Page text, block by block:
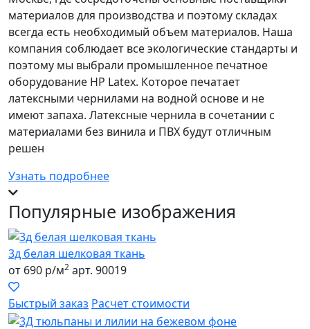
материалов для производства и поэтому складах
всегда есть необходимый объем материалов. Наша
компания соблюдает все экологические стандарты и
поэтому мы выбрали промышленное печатное
оборудование НР Latex. Которое печатает
латексными чернилами на водной основе и не
имеют запаха. Латексные чернила в сочетании с
материалами без винила и ПВХ будут отличным
решен
Узнать подробнее
Популярные изображения
3д белая шелковая ткань
от 690 р/м2 арт. 90019
Быстрый заказ Расчет стоимости